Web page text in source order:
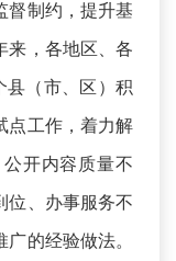
督制约，提升基
来，各地区、各
县（市、区）积
点工作，着力解
开内容质量不
位、办事服务不
的经验做法。